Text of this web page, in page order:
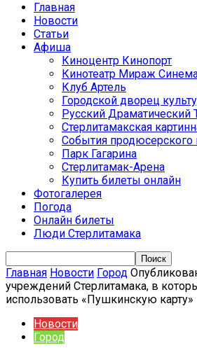
Главная
Новости
Статьи
Афиша
Киноцентр Кинопорт
Кинотеатр Мираж
Клуб Артель
Городской дворец
Русский Драматический
Стерлитамакская
События продюсерского
Парк Гагарина
Стерлитамак-Арена
Купить билеты онлайн
Фотогалерея
Погода
Онлайн билеты
Люди Стерлитамака
Главная Новости Город
учреждений Стерлитамака, в
использовать «Пушкинскую карту»
Новости
Город